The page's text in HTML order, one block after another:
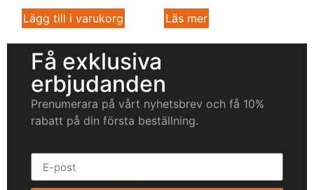
Lägg till i varukorg Läs mer
Få exklusiva
erbjudanden
Prenumerara på vårt nyhetsbrev och få 10%
rabatt på din första beställning.